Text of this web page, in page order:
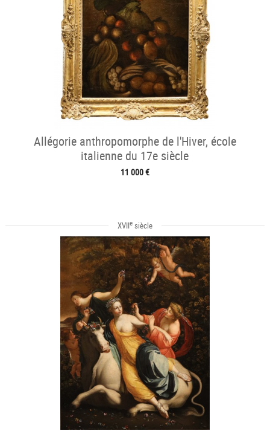
Allégorie anthropomorphe de l'Hiver, école
italienne du 17e siècle
11 000 €
XVIIesiècle